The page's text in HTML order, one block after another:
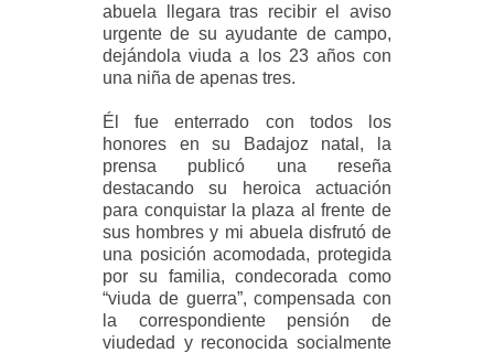
abuela llegara tras recibir el aviso
urgente de su ayudante de campo,
dejándola viuda a los 23 años con
una niña de apenas tres.
Él fue enterrado con todos los
honores en su Badajoz natal, la
prensa publicó una reseña
destacando su heroica actuación
para conquistar la plaza al frente de
sus hombres y mi abuela disfrutó de
una posición acomodada, protegida
por su familia, condecorada como
“viuda de guerra”, compensada con
la correspondiente pensión de
viudedad y reconocida socialmente